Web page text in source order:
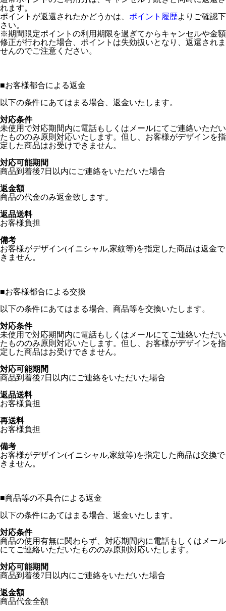
れます。
ポイントが返還されたかどうかは、 ポイント履歴よりご確認下
さい。
※期間限定ポイントの利用期限を過ぎてからキャンセルや金額
修正が行われた場合、ポイントは失効扱いとなり、返還されま
せんのでご注意ください。
■お客様都合による返金
以下の条件にあてはまる場合、返金いたします。
対応条件
未使用で対応期間内に電話もしくはメールにてご連絡いただい
たもののみ原則対応いたします。但し、お客様がデザインを指
定した商品はお受けできません。
対応可能期間
商品到着後7日以内にご連絡をいただいた場合
返金額
商品の代金のみ返金致します。
返品送料
お客様負担
備考
お客様がデザイン(イニシャル,家紋等)を指定した商品は返金で
きません。
■お客様都合による交換
以下の条件にあてはまる場合、商品等を交換いたします。
対応条件
未使用で対応期間内に電話もしくはメールにてご連絡いただい
たもののみ原則対応いたします。但し、お客様がデザインを指
定した商品はお受けできません。
対応可能期間
商品到着後7日以内にご連絡をいただいた場合
返品送料
お客様負担
再送料
お客様負担
備考
お客様がデザイン(イニシャル,家紋等)を指定した商品は交換で
きません。
■商品等の不具合による返金
以下の条件にあてはまる場合、返金いたします。
対応条件
商品の使用有無に関わらず、対応期間内に電話もしくはメール
にてご連絡いただいたもののみ原則対応いたします。
対応可能期間
商品到着後7日以内にご連絡をいただいた場合
返金額
商品代金全額